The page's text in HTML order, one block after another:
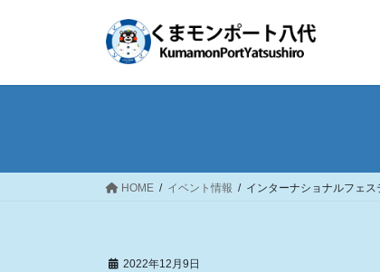
HOME イベント情報 インターナショナルフェ
2022年12月9日